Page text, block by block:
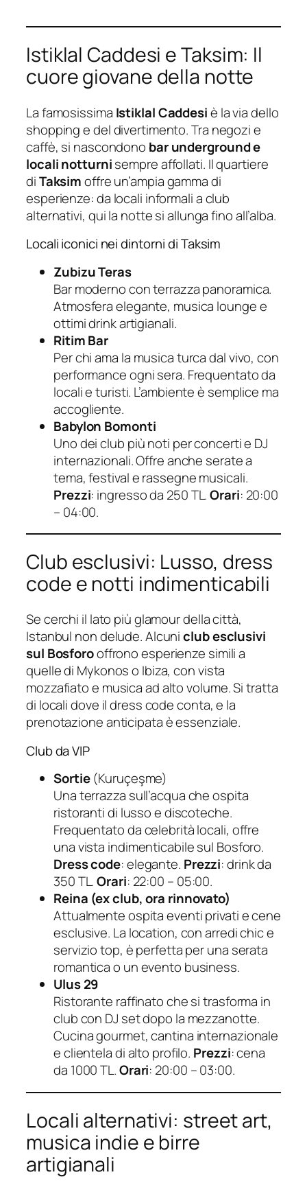
Istiklal Caddesi e Taksim: Il
cuore giovane della notte
La famosissima Istiklal Caddesiè la via dello
shopping e del divertimento. Tra negozi e
caffè, si nascondono bar underground e
locali notturnisempre affollati. Il quartiere
diTaksimoffre un’ampia gamma di
esperienze: da locali informali a club
alternativi, qui la notte si allunga fino all’alba.
Locali iconici nei dintorni di Taksim
Zubizu Teras
Bar moderno con terrazza panoramica.
Atmosfera elegante, musica lounge e
ottimi drink artigianali.
Ritim Bar
Per chi ama la musica turca dal vivo, con
performance ogni sera. Frequentato da
locali e turisti. L’ambiente è semplice ma
accogliente.
Babylon Bomonti
Uno dei club più noti per concerti e DJ
internazionali. Offre anche serate a
tema, festival e rassegne musicali.
Prezzi: ingresso da 250 TL.Orari: 20:00
– 04:00.
Club esclusivi: Lusso, dress
code e notti indimenticabili
Se cerchi il lato più glamour della città,
Istanbul non delude. Alcuniclub esclusivi
sul Bosforooffrono esperienze simili a
quelle di Mykonos o Ibiza, con vista
mozzafiato e musica ad alto volume. Si tratta
di locali dove il dress code conta, e la
prenotazione anticipata è essenziale.
Club da VIP
Sortie(Kuruçeşme)
Una terrazza sull’acqua che ospita
ristoranti di lusso e discoteche.
Frequentato da celebrità locali, offre
una vista indimenticabile sul Bosforo.
Dress code: elegante. Prezzi: drink da
350 TL.Orari: 22:00 – 05:00.
Reina (ex club, ora rinnovato)
Attualmente ospita eventi privati e cene
esclusive. La location, con arredi chic e
servizio top, è perfetta per una serata
romantica o un evento business.
Ulus 29
Ristorante raffinato che si trasforma in
club con DJ set dopo la mezzanotte.
Cucina gourmet, cantina internazionale
e clientela di alto profilo. Prezzi: cena
da 1000 TL.Orari: 20:00 – 03:00.
Locali alternativi: street art,
musica indie e birre
artigianali